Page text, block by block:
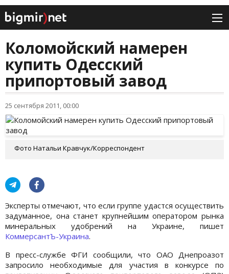
Коломойский намерен
купить Одесский
припортовый завод
25 сентября 2011, 00:00
Фото Натальи Кравчук/Корреспондент
Эксперты отмечают, что если группе удастся осуществить
задуманное, она станет крупнейшим оператором рынка
минеральных удобрений на Украине, пишет
КоммерсантЪ-Украина.
В пресс-службе ФГИ сообщили, что ОАО Днепроазот
запросило необходимые для участия в конкурсе по